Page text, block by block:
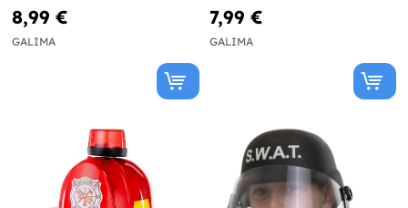
8,99 €
GALIMA
7,99 €
GALIMA